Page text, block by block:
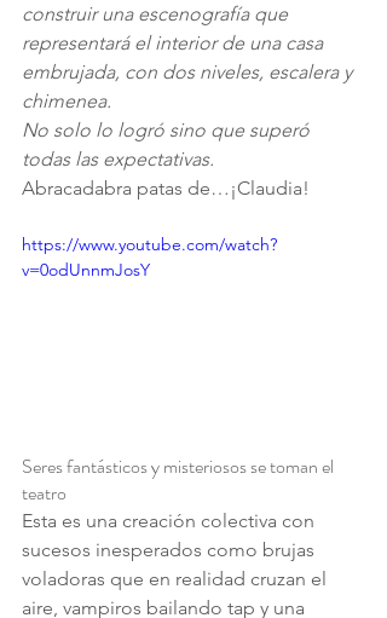
construir una escenografía que
representará el interior de una casa
embrujada, con dos niveles, escalera y
chimenea.
No solo lo logró sino que superó
todas las expectativas.
Abracadabra patas de…¡Claudia!
https://www.youtube.com/watch?
v=0odUnnmJosY
Seres fantásticos y misteriosos se toman el
teatro
Esta es una creación colectiva con
sucesos inesperados como brujas
voladoras que en realidad cruzan el
aire, vampiros bailando tap y una